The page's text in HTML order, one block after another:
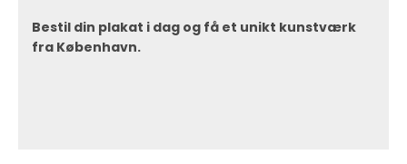
Bestil din plakat i dag og få et unikt kunstværk
fra København.